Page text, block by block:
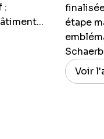
:
étape
Voir